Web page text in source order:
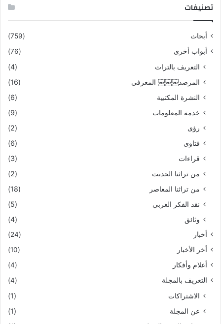
تصنيفات
أبحاث
(759)
أبواب أخرى
(76)
التعريف بالتراث
(4)
المرصد￼￼￼ المعرفي
(16)
النشرة المكتبية
(6)
خدمة المعلومات
(9)
رؤى
(2)
فتاوى
(6)
قراءات
(3)
من تراثنا الحديث
(2)
من تراثنا المعاصر
(18)
نقد الفكر الغربي
(5)
وثائق
(4)
أخبار
(24)
أخر الأخبار
(10)
أعلام وأفكار
(4)
التعريف بالمجلة
(4)
الاشتراكات
(1)
عن المجلة
(1)